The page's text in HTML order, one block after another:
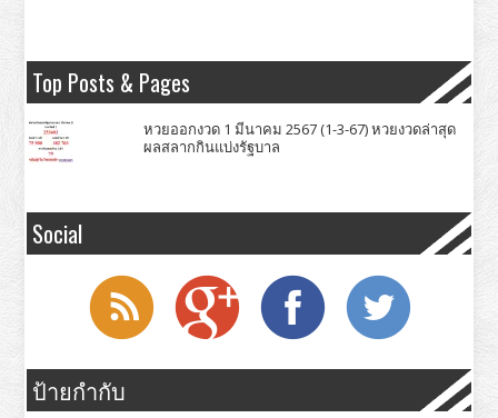
Top Posts & Pages
หวยออกงวด 1 มีนาคม 2567 (1-3-67) หวยงวดล่าสุด
ผลสลากกินแบ่งรัฐบาล
Social
ป้ายกำกับ